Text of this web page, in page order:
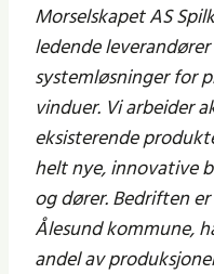
Morselskapet AS
ledende
systemløsninger for
vinduer. Vi arbeider
eksisterende
helt nye, innovative
og dører. Bedriften
Ålesund kommune,
andel av